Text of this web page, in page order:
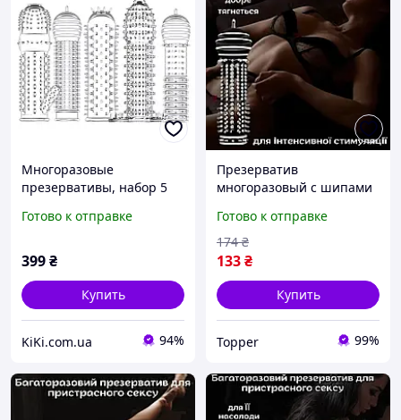
Многоразовые
презервативы, набор 5
Готово к отправке
399₴
Купить
KiKi.com.ua 94%
Презерватив
многоразовый с шипами
долгой и страстной ночи
Готово к отправке
133₴
174 ₴
Купить
Topper 99%